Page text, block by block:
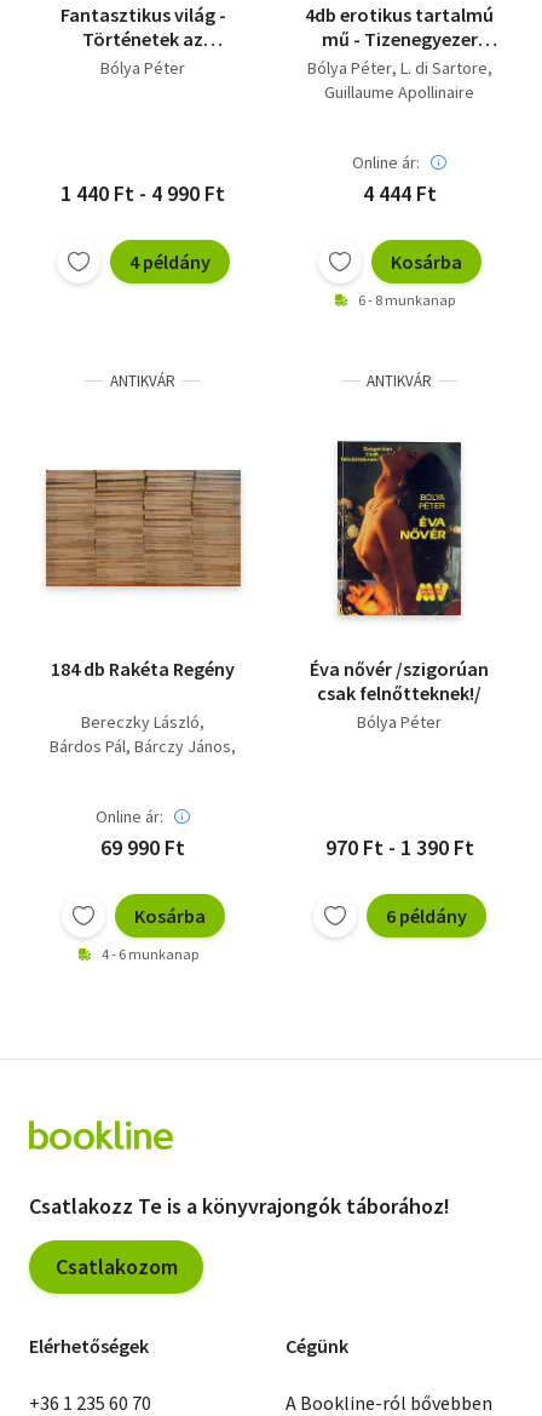
Fantasztikus világ -
Történetek az
alkohol(izmus)ról
Bólya Péter
1 440 Ft - 4 990 Ft
4 példány
4db erotikus tartalmú
mű - Tizenegyezer
vessző, 101 levél a
franciás
őnagysága, Éva nővér
Bólya Péter L. di Sartore
Guillaume Apollinaire
Online ár:
4 444 Ft
Kosárba
6 - 8 munkanap
ANTIKVÁR
184 db Rakéta Regény
Bereczky László
Bárdos Pál Bárczy János
András László
Tabák András
René-Victor Pilhes
Ferenc Karinthy
Dalos György
Csurka István
Császár István
Nagyezsda
Nam Cao Marga Minco
Bólya Péter
Gyurkó László
Gyertyán Ervin
Kőváry E. Péter
Antonio Tabucci
Online ár:
69 990 Ft
Kosárba
4 - 6 munkanap
ANTIKVÁR
Éva nővér /szigorúan
csak felnőtteknek!/
Bólya Péter
970 Ft - 1 390 Ft
6 példány
Csatlakozz Te is a könyvrajongók táborához!
Csatlakozom
Elérhetőségek
+36 1 235 60 70
Cégünk
A Bookline-ról bővebben